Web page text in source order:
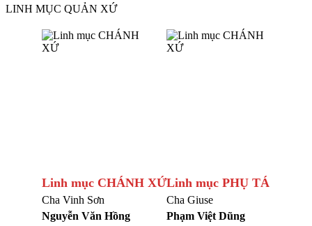
LINH MỤC QUẢN XỨ
Linh mục CHÁNH XỨ
Cha Vinh Sơn
Nguyễn Văn Hồng
Linh mục PHỤ TÁ
Cha Giuse
Phạm Việt Dũng